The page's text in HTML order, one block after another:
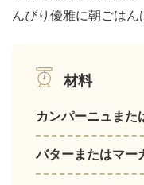
んびり優雅に朝ごはん
材料
カンパーニュまた
バターまたはマー